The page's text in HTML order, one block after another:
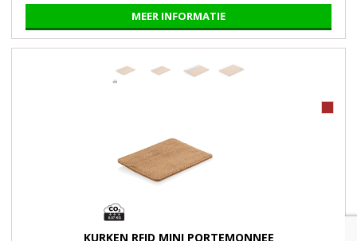
MEER INFORMATIE
KURKEN RFID MINI PORTEMONNEE